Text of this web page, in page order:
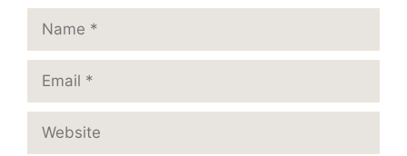
Name
Email
Website